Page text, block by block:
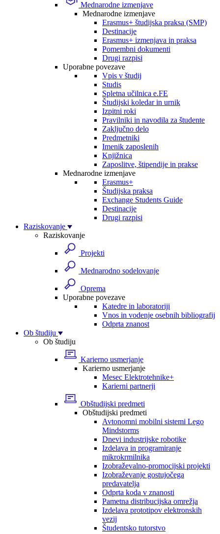
Mednarodne izmenjave
Mednarodne izmenjave
Erasmus+ študijska praksa (SMP)
Destinacije
Erasmus+ izmenjava in praksa
Pomembni dokumenti
Drugi razpisi
Uporabne povezave
Vpis v študij
Studis
Spletna učilnica e.FE
Študijski koledar in urnik
Izpitni roki
Pravilniki in navodila za študente
Zaključno delo
Predmetniki
Imenik zaposlenih
Knjižnica
Zaposlitve, štipendije in prakse
Mednarodne izmenjave
Erasmus+
Študijska praksa
Exchange Students Guide
Destinacije
Drugi razpisi
Raziskovanje
Raziskovanje
Projekti
Mednarodno sodelovanje
Oprema
Uporabne povezave
Katedre in laboratoriji
Vnos in vodenje osebnih bibliografij
Odprta znanost
Ob študiju
Ob študiju
Karierno usmerjanje
Karierno usmerjanje
Mesec Elektrotehnike+
Karierni partnerji
Obštudijski predmeti
Obštudijski predmeti
Avtonomni mobilni sistemi Lego
Mindstorms
Dnevi industrijske robotike
Izdelava in programiranje
mikrokrmilnika
Izobraževalno-promocijski projekti
Izobraževanje gostujočega
predavatelja
Odprta koda v znanosti
Pametna distribucijska omrežja
Izdelava prototipov elektronskih
vezij
Študentsko tutorstvo